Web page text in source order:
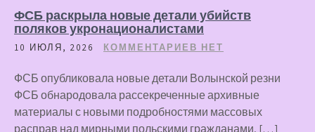
ФСБ раскрыла новые детали убийств
поляков укронационалистами
10 ИЮЛЯ, 2026 КОММЕНТАРИЕВ НЕТ
ФСБ опубликовала новые детали Волынской резни
ФСБ обнародовала рассекреченные архивные
материалы с новыми подробностями массовых
расправ над мирными польскими гражданами, […]